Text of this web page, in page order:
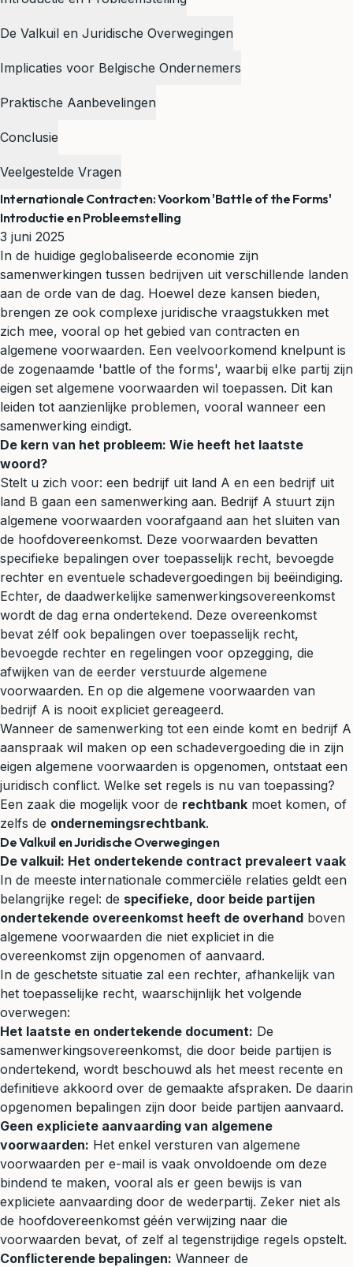
De Valkuil en Juridische Overwegingen
Implicaties voor Belgische Ondernemers
Praktische Aanbevelingen
Conclusie
Veelgestelde Vragen
Internationale Contracten: Voorkom 'Battle of the Forms'
Introductie en Probleemstelling
3 juni 2025
In de huidige geglobaliseerde economie zijn
samenwerkingen tussen bedrijven uit verschillende landen
aan de orde van de dag. Hoewel deze kansen bieden,
brengen ze ook complexe juridische vraagstukken met
zich mee, vooral op het gebied van contracten en
algemene voorwaarden. Een veelvoorkomend knelpunt is
de zogenaamde 'battle of the forms', waarbij elke partij zijn
eigen set algemene voorwaarden wil toepassen. Dit kan
leiden tot aanzienlijke problemen, vooral wanneer een
samenwerking eindigt.
De kern van het probleem: Wie heeft het laatste
woord?
Stelt u zich voor: een bedrijf uit land A en een bedrijf uit
land B gaan een samenwerking aan. Bedrijf A stuurt zijn
algemene voorwaarden voorafgaand aan het sluiten van
de hoofdovereenkomst. Deze voorwaarden bevatten
specifieke bepalingen over toepasselijk recht, bevoegde
rechter en eventuele schadevergoedingen bij beëindiging.
Echter, de daadwerkelijke samenwerkingsovereenkomst
wordt de dag erna ondertekend. Deze overeenkomst
bevat zélf ook bepalingen over toepasselijk recht,
bevoegde rechter en regelingen voor opzegging, die
afwijken van de eerder verstuurde algemene
voorwaarden. En op die algemene voorwaarden van
bedrijf A is nooit expliciet gereageerd.
Wanneer de samenwerking tot een einde komt en bedrijf A
aanspraak wil maken op een schadevergoeding die in zijn
eigen algemene voorwaarden is opgenomen, ontstaat een
juridisch conflict. Welke set regels is nu van toepassing?
Een zaak die mogelijk voor de rechtbank moet komen, of
zelfs de ondernemingsrechtbank.
De Valkuil en Juridische Overwegingen
De valkuil: Het ondertekende contract prevaleert vaak
In de meeste internationale commerciële relaties geldt een
belangrijke regel: de specifieke, door beide partijen
ondertekende overeenkomst heeft de overhand boven
algemene voorwaarden die niet expliciet in die
overeenkomst zijn opgenomen of aanvaard.
In de geschetste situatie zal een rechter, afhankelijk van
het toepasselijke recht, waarschijnlijk het volgende
overwegen:
Het laatste en ondertekende document: De
samenwerkingsovereenkomst, die door beide partijen is
ondertekend, wordt beschouwd als het meest recente en
definitieve akkoord over de gemaakte afspraken. De daarin
opgenomen bepalingen zijn door beide partijen aanvaard.
Geen expliciete aanvaarding van algemene
voorwaarden: Het enkel versturen van algemene
voorwaarden per e-mail is vaak onvoldoende om deze
bindend te maken, vooral als er geen bewijs is van
expliciete aanvaarding door de wederpartij. Zeker niet als
de hoofdovereenkomst géén verwijzing naar die
voorwaarden bevat, of zelf al tegenstrijdige regels opstelt.
Conflicterende bepalingen: Wanneer de